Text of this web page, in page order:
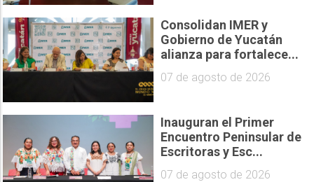
Consolidan IMER y
Gobierno de Yucatán
alianza para fortalece...
07 de agosto de 2026
Inauguran el Primer
Encuentro Peninsular de
Escritoras y Esc...
07 de agosto de 2026